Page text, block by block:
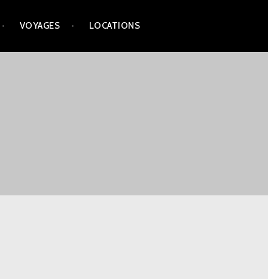
VOYAGES LOCATIONS